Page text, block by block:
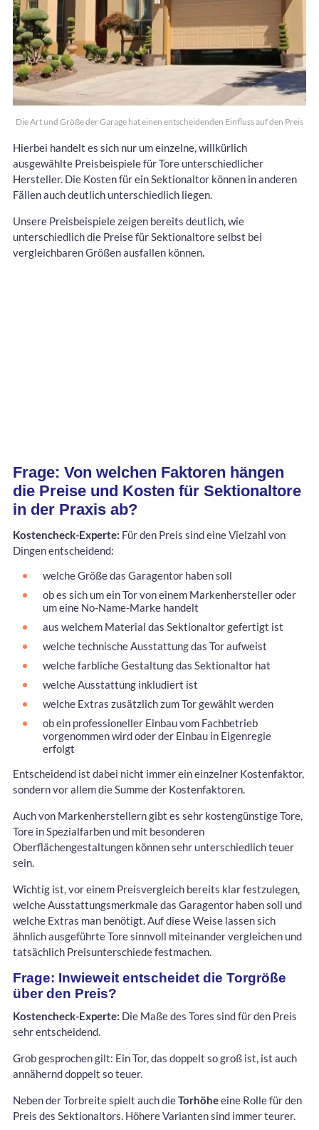
Die Art und Größe der Garage hat einen entscheidenden Einfluss auf den Preis
Hierbei handelt es sich nur um einzelne, willkürlich
ausgewählte Preisbeispiele für Tore unterschiedlicher
Hersteller. Die Kosten für ein Sektionaltor können in anderen
Fällen auch deutlich unterschiedlich liegen.
Unsere Preisbeispiele zeigen bereits deutlich, wie
unterschiedlich die Preise für Sektionaltore selbst bei
vergleichbaren Größen ausfallen können.
Frage: Von welchen Faktoren hängen
die Preise und Kosten für Sektionaltore
in der Praxis ab?
Kostencheck-Experte: Für den Preis sind eine Vielzahl von
Dingen entscheidend:
welche Größe das Garagentor haben soll
ob es sich um ein Tor von einem Markenhersteller oder
um eine No-Name-Marke handelt
aus welchem Material das Sektionaltor gefertigt ist
welche technische Ausstattung das Tor aufweist
welche farbliche Gestaltung das Sektionaltor hat
welche Ausstattung inkludiert ist
welche Extras zusätzlich zum Tor gewählt werden
ob ein professioneller Einbau vom Fachbetrieb
vorgenommen wird oder der Einbau in Eigenregie
erfolgt
Entscheidend ist dabei nicht immer ein einzelner Kostenfaktor,
sondern vor allem die Summe der Kostenfaktoren.
Auch von Markenherstellern gibt es sehr kostengünstige Tore,
Tore in Spezialfarben und mit besonderen
Oberflächengestaltungen können sehr unterschiedlich teuer
sein.
Wichtig ist, vor einem Preisvergleich bereits klar festzulegen,
welche Ausstattungsmerkmale das Garagentor haben soll und
welche Extras man benötigt. Auf diese Weise lassen sich
ähnlich ausgeführte Tore sinnvoll miteinander vergleichen und
tatsächlich Preisunterschiede festmachen.
Frage: Inwieweit entscheidet die Torgröße
über den Preis?
Kostencheck-Experte: Die Maße des Tores sind für den Preis
sehr entscheidend.
Grob gesprochen gilt: Ein Tor, das doppelt so groß ist, ist auch
annähernd doppelt so teuer.
Neben der Torbreite spielt auch dieTorhöheeine Rolle für den
Preis des Sektionaltors. Höhere Varianten sind immer teurer.